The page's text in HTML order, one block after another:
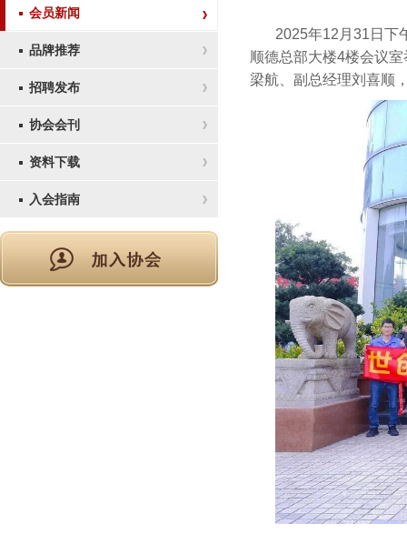
会员新闻
品牌推荐
招聘发布
协会会刊
资料下载
入会指南
2025年12月31日下
顺德总部大楼4楼会议
梁航、副总经理刘喜顺